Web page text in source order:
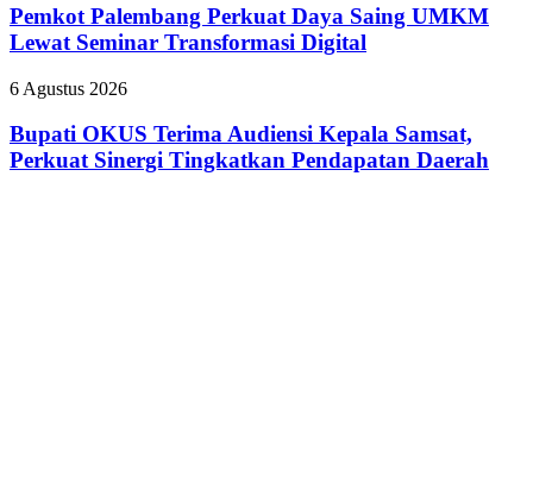
Perkuat
Daya
Saing
Lewat
Transformasi
Digital
Pemkot Palembang Perkuat Daya Saing UMKM
Lewat Seminar Transformasi Digital
Bupati
Terima
Audiensi
Kepala
6 Agustus 2026
Bupati OKUS Terima Audiensi Kepala Samsat,
Perkuat Sinergi Tingkatkan Pendapatan Daerah